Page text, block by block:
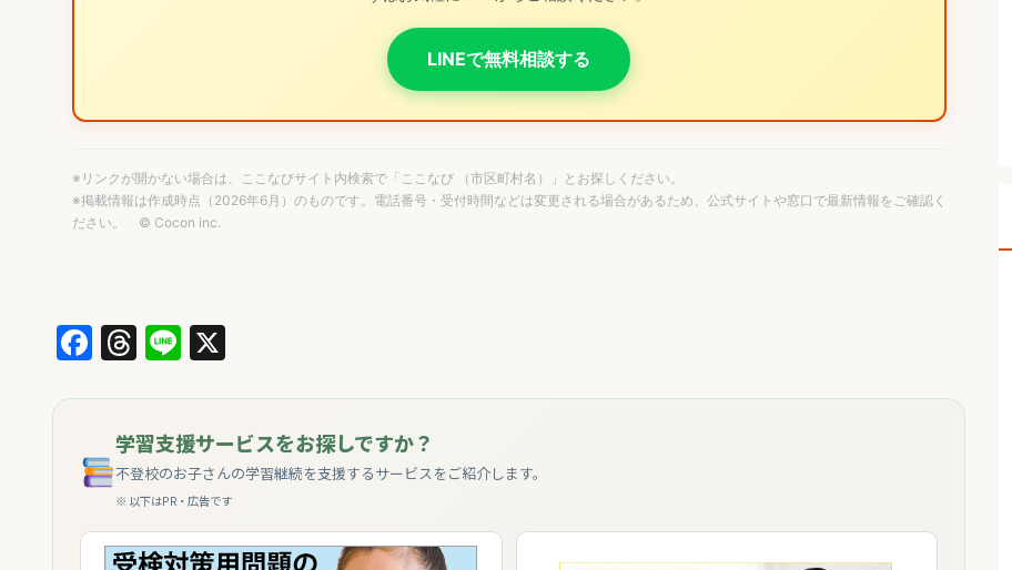
LINEで無料相談する
※リンクが開かない場合は、ここなびサイト内検索で「ここなび （市区町村名）」とお探しください。
※掲載情報は作成時点（2026年6月）のものです。電話番号・受付時間などは変更される場合があるため、公式サイトや窓口で最新情報をご確認く
ださい。 © Cocon inc.
Facebook
Threads
Line
学習支援サービスをお探しですか？
不登校のお子さんの学習継続を支援するサービスをご紹介します。
※ 以下はPR・広告です